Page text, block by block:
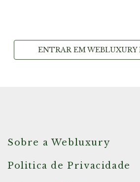
ENTRAR EM
Sobre a Webluxury
Politica de Privacidade